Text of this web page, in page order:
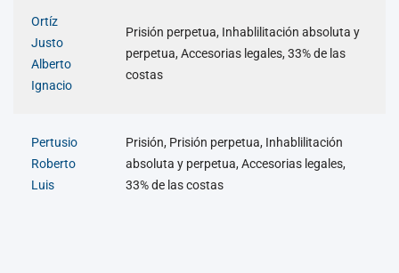
Ortíz
Justo
Alberto
Ignacio
Prisión perpetua, Inhablilitación absoluta y
perpetua, Accesorias legales, 33% de las
costas
Pertusio
Roberto
Luis
Prisión, Prisión perpetua, Inhablilitación
absoluta y perpetua, Accesorias legales,
33% de las costas